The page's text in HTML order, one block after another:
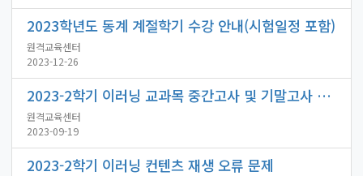
2023학년도 동계 계절학기 수강 안내(시험일정 포함)
원격교육센터
2023-12-26
2023-2학기 이러닝 교과목 중간고사 및 기말고사 일정 안내
원격교육센터
2023-09-19
2023-2학기 이러닝 컨텐츠 재생 오류 문제